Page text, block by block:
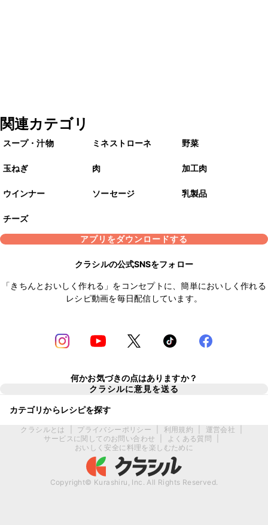
関連カテゴリ
スープ・汁物 ミネストローネ 野菜
玉ねぎ 肉 加工肉
ウインナー ソーセージ 乳製品
チーズ
アプリをダウンロードする
クラシルの公式SNSをフォロー
「きちんとおいしく作れる」をコンセプトに、簡単においしく作れる
レシピ動画を毎日配信しています。
何かお気づきの点はありますか？
クラシルに意見を送る
カテゴリからレシピを探す
クラシルとは プライバシーポリシー 利用規約 運営会社
サービスに関してのお問い合わせ
よくある質問
おいしく安全に料理を楽しむために
Copyright© Kurashiru, Inc. All Rights Reserved.